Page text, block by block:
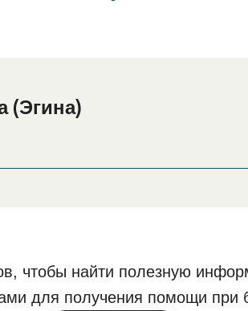
(Эгина)
чтобы найти полезную
для получения помощи при